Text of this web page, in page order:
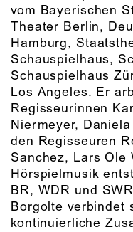
vom Bayerischen
Theater Berlin,
Hamburg,
Schauspielhaus,
Schauspielhaus
Los Angeles. Er
Regisseurinnen
Niermeyer,
den Regisseuren
Sanchez, Lars Ole
Hörspielmusik
BR, WDR und
Borgolte verbindet
kontinuierliche